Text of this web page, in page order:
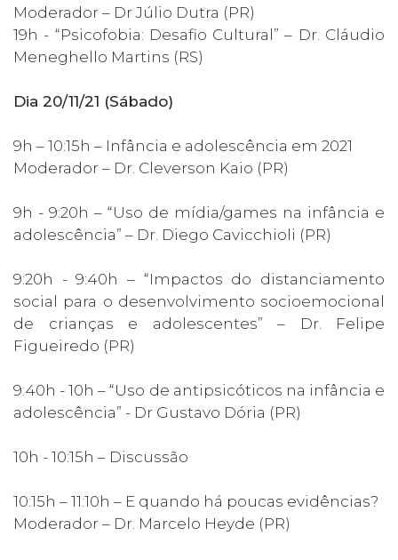
Moderador – Dr Júlio Dutra (PR)
19h - “Psicofobia: Desafio Cultural” – Dr. Cláudio
Meneghello Martins (RS)
Dia 20/11/21 (Sábado)
9h – 10:15h – Infância e adolescência em 2021
Moderador – Dr. Cleverson Kaio (PR)
9h - 9:20h – “Uso de mídia/games na infância e
adolescência” – Dr. Diego Cavicchioli (PR)
9:20h - 9:40h – “Impactos do distanciamento
social para o desenvolvimento socioemocional
de crianças e adolescentes” – Dr. Felipe
Figueiredo (PR)
9:40h - 10h – “Uso de antipsicóticos na infância e
adolescência” - Dr Gustavo Dória (PR)
10h - 10:15h – Discussão
10:15h – 11:10h – E quando há poucas evidências?
Moderador – Dr. Marcelo Heyde (PR)